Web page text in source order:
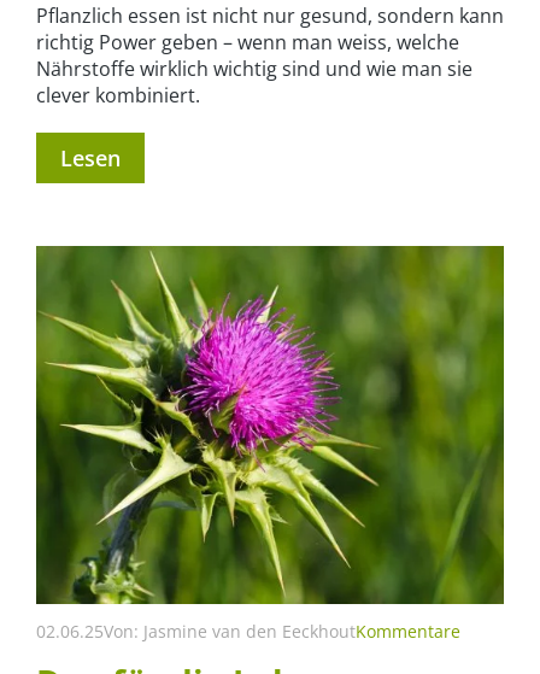
Pflanzlich essen ist nicht nur gesund, sondern kann
richtig Power geben – wenn man weiss, welche
Nährstoffe wirklich wichtig sind und wie man sie
clever kombiniert.
Lesen
02.06.25Von: Jasmine van den EeckhoutKommentare